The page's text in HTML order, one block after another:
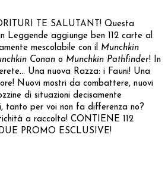
TE SALUTANT! Questa
Leggende aggiunge ben 112 carte al
mescolabile con il Munchkin
Conan o Munchkin Pathfinder! In
Una nuova Razza: i Fauni! Una
Nuovi mostri da combattere, nuovi
di situazioni decisamente
tanto per voi non fa differenza no?
a raccolta! CONTIENE 112
PROMO ESCLUSIVE!